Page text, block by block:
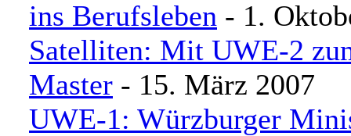
ins Berufsleben - 1.
Satelliten: Mit UWE-2
Master - 15. März 2007
UWE-1: Würzburger